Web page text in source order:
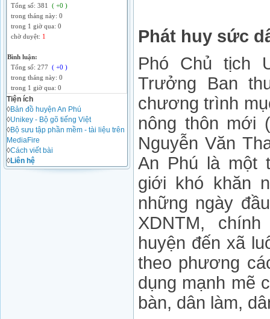
Tổng số: 381 ( +0 )
trong tháng này: 0
trong 1 giờ qua: 0
chờ duyệt: 1
Bình luận:
Tổng số: 277 ( +0 )
trong tháng này: 0
trong 1 giờ qua: 0
Tiện ích
◊Bản đồ huyện An Phú
◊Unikey - Bộ gõ tiếng Việt
◊Bộ sưu tập phần mềm - tài liệu trên
MediaFire
◊Cách viết bài
◊Liên hệ
Phát huy sức
Phó Chủ tịch
Trưởng Ban
chương trình
nông thôn mới
Nguyễn Văn
An Phú là một
giới khó khăn
những ngày
XDNTM,
huyện đến xã
theo phương
dụng mạnh mẽ
bàn, dân làm,